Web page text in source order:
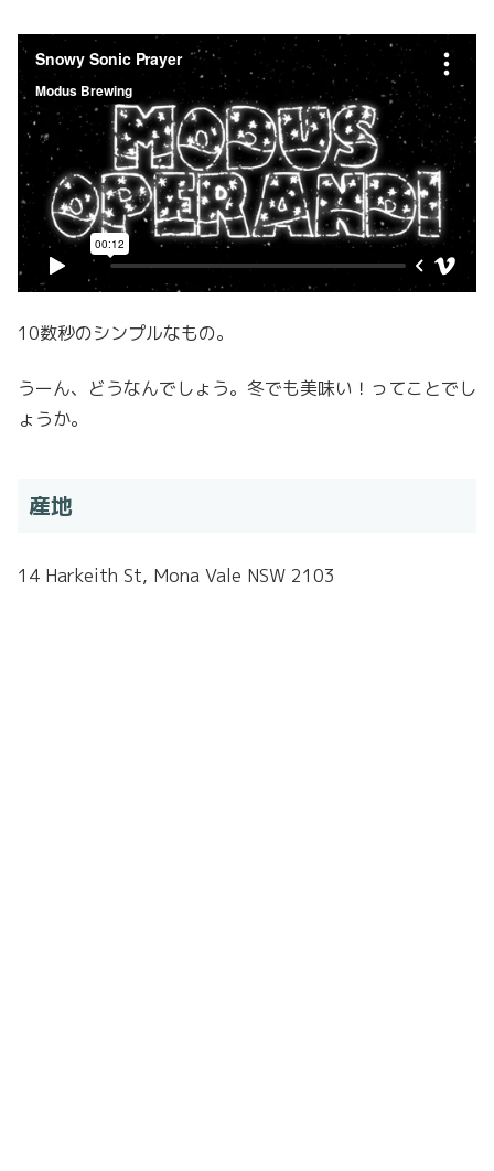
10数秒のシンプルなもの。
うーん、どうなんでしょう。冬でも美味い！ってことでし
ょうか。
産地
14 Harkeith St, Mona Vale NSW 2103